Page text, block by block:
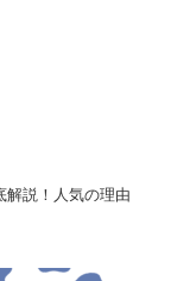
解説！人気の理由